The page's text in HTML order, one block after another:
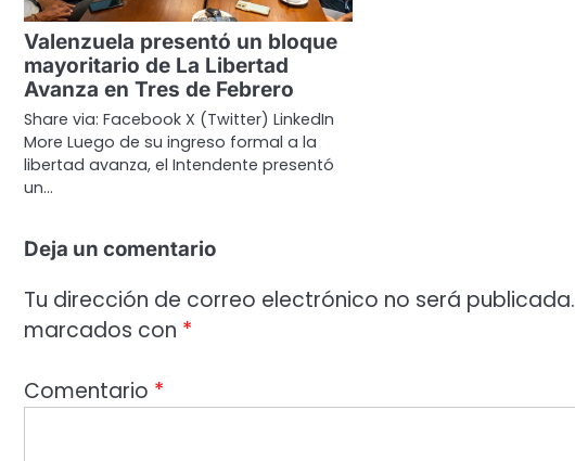
Valenzuela presentó un bloque
mayoritario de La Libertad
Avanza en Tres de Febrero
Share via: Facebook X (Twitter) LinkedIn
More Luego de su ingreso formal a la
libertad avanza, el Intendente presentó
un…
Deja un comentario
Tu dirección de correo electrónico no será publicada.
marcados con *
Comentario *